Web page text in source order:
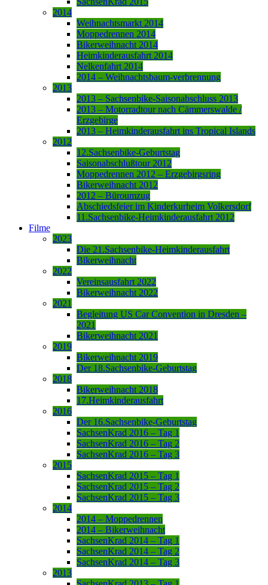
2014
Weihnachtsmarkt 2014
Moppedrennen 2014
Bikerweihnacht 2014
Heimkinderausfahrt 2014
Nelkenfahrt 2014
2014 – Weihnachtsbaum-verbrennung
2013
2013 – Sachsenbike-Saisonabschluss 2013
2013 – Motorradtour nach Cämmerswalde /
Erzgebirge
2013 – Heimkinderausfahrt ins Tropical Islands
2012
12.Sachsenbike-Geburtstag
Saisonabschlußtour 2012
Moppedrennen 2012 – Erzgebirgsring
Bikerweihnacht 2012
2012 – Büroumzug
Abschiedsfeier im Kinderkurheim Volkersdorf
11.Sachsenbike-Heimkinderausfahrt 2012
Filme
2023
Die 21.Sachsenbike-Heimkinderausfahrt
Bikerweihnacht
2022
Vereinsausfahrt 2022
Bikerweihnacht 2022
2021
Begleitung US Car Convention in Dresden –
2021
Bikerweihnacht 2021
2019
Bikerweihnacht 2019
Der 18.Sachsenbike-Geburtstag
2018
Bikerweihnacht 2018
17.Heimkinderausfahrt
2016
Der 16.Sachsenbike-Geburtstag
SachsenKrad 2016 – Tag 1
SachsenKrad 2016 – Tag 2
SachsenKrad 2016 – Tag 3
2015
SachsenKrad 2015 – Tag 1
SachsenKrad 2015 – Tag 2
SachsenKrad 2015 – Tag 3
2014
2014 – Moppedrennen
2014 – Bikerweihnacht
SachsenKrad 2014 – Tag 1
SachsenKrad 2014 – Tag 2
SachsenKrad 2014 – Tag 3
2013